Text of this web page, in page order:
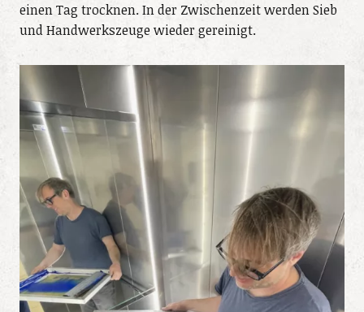
einen Tag trocknen. In der Zwischenzeit werden Sieb
und Handwerkszeuge wieder gereinigt.